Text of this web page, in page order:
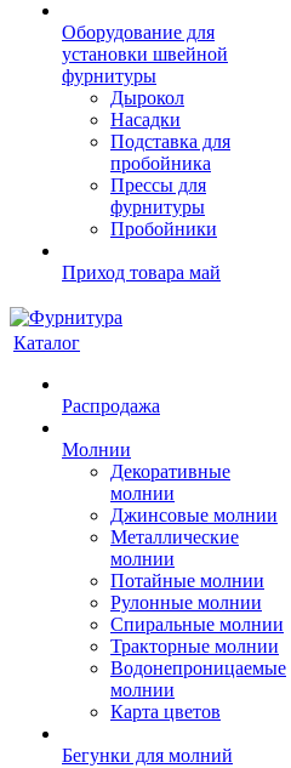
Оборудование для
установки швейной
фурнитуры
Дырокол
Насадки
Подставка для
пробойника
Прессы для
фурнитуры
Пробойники
Приход товара май
Каталог
Распродажа
Молнии
Декоративные
молнии
Джинсовые молнии
Металлические
молнии
Потайные молнии
Рулонные молнии
Спиральные молнии
Тракторные молнии
Водонепроницаемые
молнии
Карта цветов
Бегунки для молний